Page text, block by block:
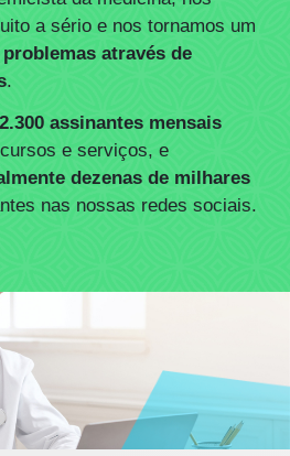
a sério e nos tornamos um
através de
.
2.300 assinantes mensais
e serviços, e
dezenas de milhares
nas nossas redes sociais.